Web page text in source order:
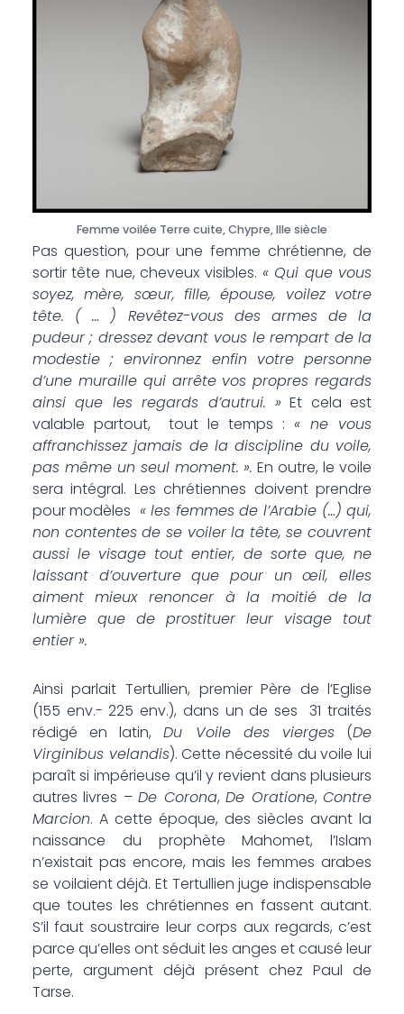
Femme voilée Terre cuite, Chypre, IIIe siècle
Pas question, pour une femme chrétienne, de
sortir tête nue, cheveux visibles. « Qui que vous
soyez, mère, sœur, fille, épouse, voilez votre
tête. ( … ) Revêtez-vous des armes de la
pudeur ; dressez devant vous le rempart de la
modestie ; environnez enfin votre personne
d’une muraille qui arrête vos propres regards
ainsi que les regards d’autrui. » Et cela est
valable partout, tout le temps : « ne vous
affranchissez jamais de la discipline du voile,
pas même un seul moment. ». En outre, le voile
sera intégral. Les chrétiennes doivent prendre
pour modèles « les femmes de l’Arabie (…) qui,
non contentes de se voiler la tête, se couvrent
aussi le visage tout entier, de sorte que, ne
laissant d’ouverture que pour un œil, elles
aiment mieux renoncer à la moitié de la
lumière que de prostituer leur visage tout
entier ».
Ainsi parlait Tertullien, premier Père de l’Eglise
(155 env.- 225 env.), dans un de ses 31 traités
rédigé en latin,Du Voile des vierges(De
Virginibus velandis). Cette nécessité du voile lui
paraît si impérieuse qu’il y revient dans plusieurs
autres livres –De Corona,De Oratione,Contre
Marcion. A cette époque, des siècles avant la
naissance du prophète Mahomet, l’Islam
n’existait pas encore, mais les femmes arabes
se voilaient déjà. Et Tertullien juge indispensable
que toutes les chrétiennes en fassent autant.
S’il faut soustraire leur corps aux regards, c’est
parce qu’elles ont séduit les anges et causé leur
perte, argument déjà présent chez Paul de
Tarse.